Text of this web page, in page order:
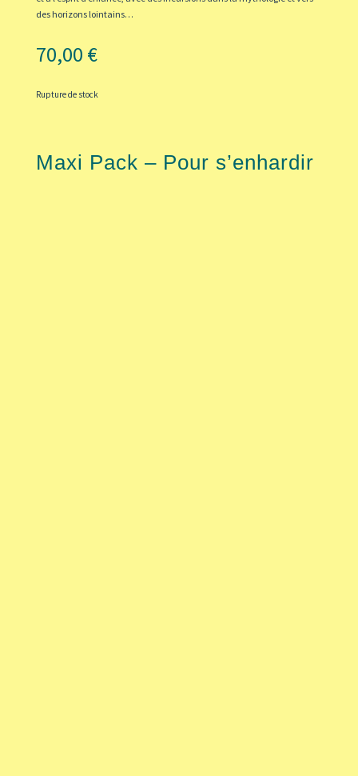
des horizons lointains…
70,00 €
Rupture de stock
Maxi Pack – Pour s’enhardir